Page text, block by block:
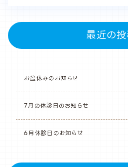
最近の
お盆休みのお知らせ
7月の休診日のお知らせ
6月休診日のお知らせ